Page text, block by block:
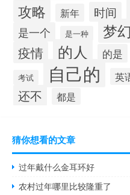
攻略 新年 时间
是一个 是一种 梦
疫情 的人 的是
考试 自己的 英
还不 都是
猜你想看的文章
过年戴什么金耳环好
农村过年哪里比较隆重了